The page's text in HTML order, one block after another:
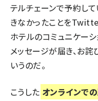
テルチェーンで予約し
きなかったことを
ホテルのコミュニケー
メッセージが届き、お
いうのだ。
こうした オンラインで